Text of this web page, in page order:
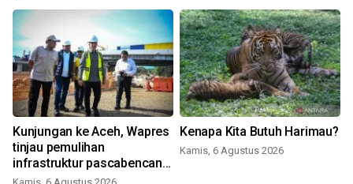
Kunjungan ke Aceh, Wapres
tinjau pemulihan
infrastruktur pascabencana
di Aceh
Kenapa Kita Butuh Harimau?
Kamis, 6 Agustus 2026